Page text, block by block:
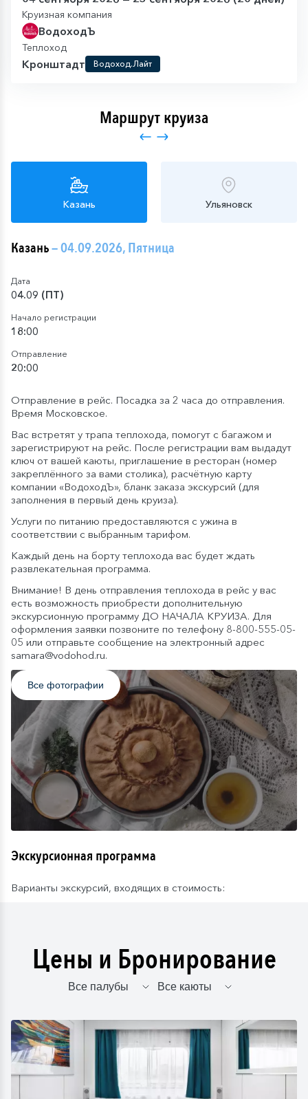
Круизная компания
ВодоходЪ
Теплоход
Кронштадт Водоход.Лайт
Маршрут круиза
Казань Ульяновск
Казань— 04.09.2026, Пятница
Дата
04.09 (ПТ)
Начало регистрации
18:00
Отправление
20:00
Отправление в рейс. Посадка за 2 часа до отправления.
Время Московское.
Вас встретят у трапа теплохода, помогут с багажом и
зарегистрируют на рейс. После регистрации вам выдадут
ключ от вашей каюты, приглашение в ресторан (номер
закреплённого за вами столика), расчётную карту
компании «ВодоходЪ», бланк заказа экскурсий (для
заполнения в первый день круиза).
Услуги по питанию предоставляются с ужина в
соответствии с выбранным тарифом.
Каждый день на борту теплохода вас будет ждать
развлекательная программа.
Внимание! В день отправления теплохода в рейс у вас
есть возможность приобрести дополнительную
экскурсионную программу ДО НАЧАЛА КРУИЗА. Для
оформления заявки позвоните по телефону 8-800-555-05-
05 или отправьте сообщение на электронный адрес
samara@vodohod.ru.
Все фотографии
Экскурсионная программа
Варианты экскурсий, входящих в стоимость:
Цены и Бронирование